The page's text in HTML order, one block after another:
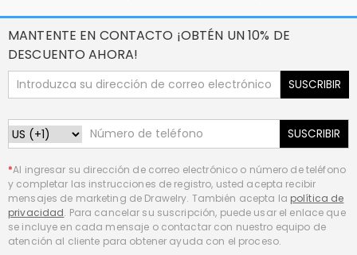
MANTENTE EN CONTACTO ¡OBTÉN UN 10% DE
DESCUENTO AHORA!
SUSCRIBIR
SUSCRIBIR
*Al ingresar su dirección de correo electrónico o número de teléfono
y completar las instrucciones de registro, usted acepta recibir
mensajes de marketing de Drawelry. También acepta la política de
privacidad. Para cancelar su suscripción, puede usar el enlace que
se incluye en cada mensaje o contactar con nuestro equipo de
atención al cliente para obtener ayuda con el proceso.